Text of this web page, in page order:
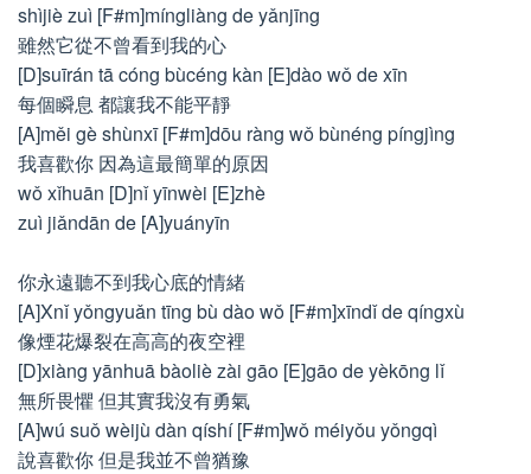
shìjiè zuì [F#m]míngliàng de yǎnjīng
雖然它從不曾看到我的心
[D]suīrán tā cóng bùcéng kàn [E]dào wǒ de xīn
每個瞬息 都讓我不能平靜
[A]měi gè shùnxī [F#m]dōu ràng wǒ bùnéng píngjìng
我喜歡你 因為這最簡單的原因
wǒ xǐhuān [D]nǐ yīnwèi [E]zhè
zuì jiǎndān de [A]yuányīn
你永遠聽不到我心底的情緒
[A]Xnǐ yǒngyuǎn tīng bù dào wǒ [F#m]xīndǐ de qíngxù
像煙花爆裂在高高的夜空裡
[D]xiàng yānhuā bàoliè zài gāo [E]gāo de yèkōng lǐ
無所畏懼 但其實我沒有勇氣
[A]wú suǒ wèijù dàn qíshí [F#m]wǒ méiyǒu yǒngqì
說喜歡你 但是我並不曾猶豫